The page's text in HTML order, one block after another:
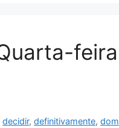
feira
decidir,definitivamente,dom